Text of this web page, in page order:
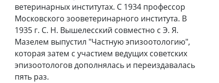
ветеринарных институтах. С 1934 профессор
Московского зооветеринарного института. В
1935 г. С. Н. Вышелесский совместно с Э. Я.
Мазелем выпустил "Частную эпизоотологию",
которая затем с участием ведущих советских
эпизоотологов дополнялась и переиздавалась
пять раз.